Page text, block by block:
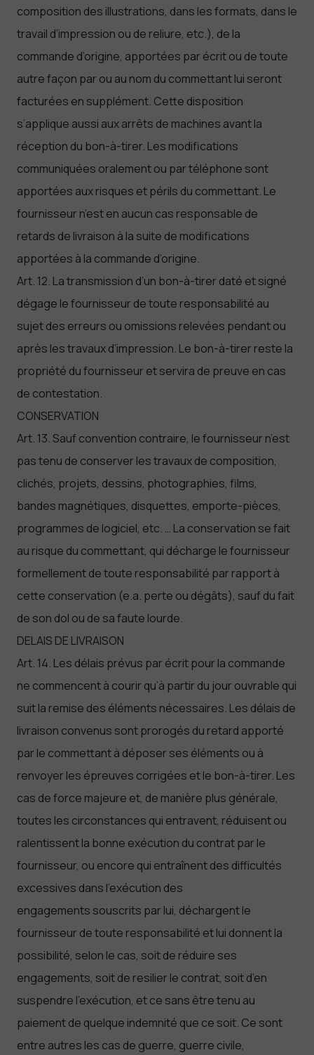
composition des illustrations, dans les formats, dans le
travail d’impression ou de reliure, etc.), de la
commande d’origine, apportées par écrit ou de toute
autre façon par ou au nom du commettant lui seront
facturées en supplément. Cette disposition
s’applique aussi aux arrêts de machines avant la
réception du bon-à-tirer. Les modifications
communiquées oralement ou par téléphone sont
apportées aux risques et périls du commettant. Le
fournisseur n’est en aucun cas responsable de
retards de livraison à la suite de modifications
apportées à la commande d’origine.
Art. 12. La transmission d’un bon-à-tirer daté et signé
dégage le fournisseur de toute responsabilité au
sujet des erreurs ou omissions relevées pendant ou
après les travaux d’impression. Le bon-à-tirer reste la
propriété du fournisseur et servira de preuve en cas
de contestation.
CONSERVATION
Art. 13. Sauf convention contraire, le fournisseur n’est
pas tenu de conserver les travaux de composition,
clichés, projets, dessins, photographies, films,
bandes magnétiques, disquettes, emporte-pièces,
programmes de logiciel, etc. … La conservation se fait
au risque du commettant, qui décharge le fournisseur
formellement de toute responsabilité par rapport à
cette conservation (e.a. perte ou dégâts), sauf du fait
de son dol ou de sa faute lourde.
DELAIS DE LIVRAISON
Art. 14. Les délais prévus par écrit pour la commande
ne commencent à courir qu’à partir du jour ouvrable qui
suit la remise des éléments nécessaires. Les délais de
livraison convenus sont prorogés du retard apporté
par le commettant à déposer ses éléments ou à
renvoyer les épreuves corrigées et le bon-à-tirer. Les
cas de force majeure et, de manière plus générale,
toutes les circonstances qui entravent, réduisent ou
ralentissent la bonne exécution du contrat par le
fournisseur, ou encore qui entraînent des difficultés
excessives dans l’exécution des
engagements souscrits par lui, déchargent le
fournisseur de toute responsabilité et lui donnent la
possibilité, selon le cas, soit de réduire ses
engagements, soit de resilier le contrat, soit d’en
suspendre l’exécution, et ce sans être tenu au
paiement de quelque indemnité que ce soit. Ce sont
entre autres les cas de guerre, guerre civile,